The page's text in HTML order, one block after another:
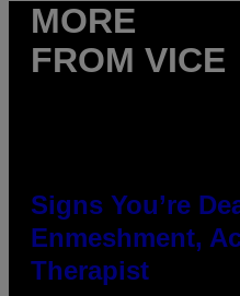
MORE
FROM VICE
Signs You’re
Enmeshment,
Therapist